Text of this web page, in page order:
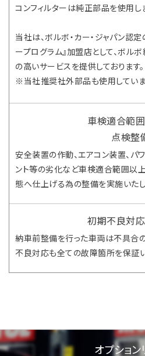
コンフィルターは純正部品を使用し
当社は、ボルボ・カー・ジャパン認
ープログラム』加盟店として、ボル
の高いサービスを提供しております。
※当社推奨社外部品も使用していま
車検適合範
点検整
安全装置の作動、エアコン装置、パ
ント等の劣化など車検適合範囲以
態へ仕上げる為の整備を実施いたし
初期不良対
納車前整備を行った車両は不具合
不良対応も全ての故障箇所を保証い
オプション